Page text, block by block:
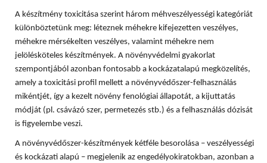
A készítmény toxicitása szerint három méhveszélyességi kategóriát
különböztetünk meg: léteznek méhekre kifejezetten veszélyes,
méhekre mérsékelten veszélyes, valamint méhekre nem
jelölésköteles készítmények. A növényvédelmi gyakorlat
szempontjából azonban fontosabb a kockázatalapú megközelítés,
amely a toxicitási profil mellett a növényvédőszer-felhasználás
mikéntjét, így a kezelt növény fenológiai állapotát, a kijuttatás
módját (pl. csávázó szer, permetezés stb.) és a felhasználás dózisát
is figyelembe veszi.
A növényvédőszer-készítmények kétféle besorolása – veszélyességi
és kockázati alapú – megjelenik az engedélyokiratokban, azonban a